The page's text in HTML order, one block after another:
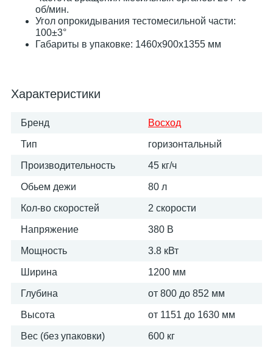
об/мин.
Угол опрокидывания тестомесильной части:
100±3°
Габариты в упаковке: 1460х900х1355 мм
Характеристики
Бренд Восход
Тип горизонтальный
Производительность 45 кг/ч
Обьем дежи 80 л
Кол-во скоростей 2 скорости
Напряжение 380 В
Мощность 3.8 кВт
Ширина 1200 мм
Глубина от 800 до 852 мм
Высота от 1151 до 1630 мм
Вес (без упаковки) 600 кг